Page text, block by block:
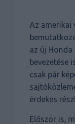
Az amerikai
az új Honda
bevezetése
csak pár
érdekes
Először is,